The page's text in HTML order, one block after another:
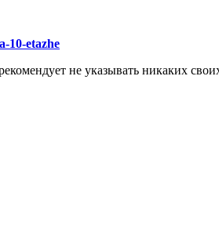
10-etazhe
не указывать никаких